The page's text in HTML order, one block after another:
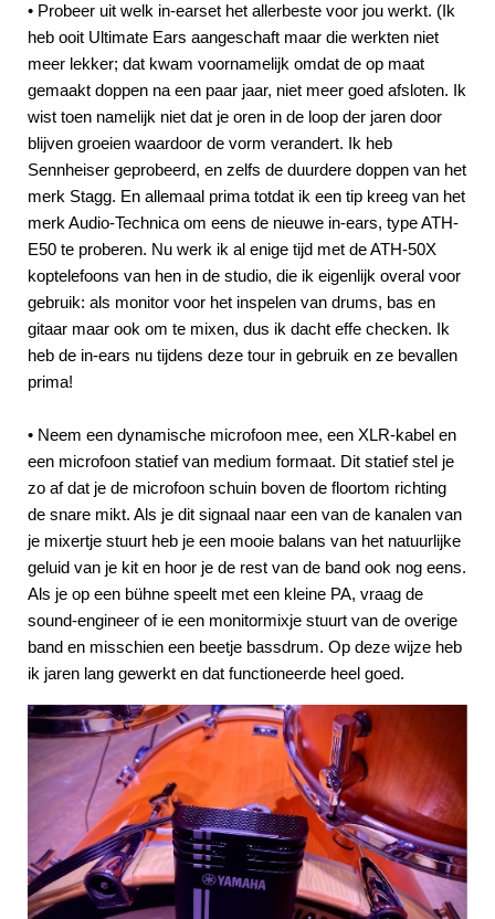
• Probeer uit welk in-earset het allerbeste voor jou werkt. (Ik
heb ooit Ultimate Ears aangeschaft maar die werkten niet
meer lekker; dat kwam voornamelijk omdat de op maat
gemaakt doppen na een paar jaar, niet meer goed afsloten. Ik
wist toen namelijk niet dat je oren in de loop der jaren door
blijven groeien waardoor de vorm verandert. Ik heb
Sennheiser geprobeerd, en zelfs de duurdere doppen van het
merk Stagg. En allemaal prima totdat ik een tip kreeg van het
merk Audio-Technica om eens de nieuwe in-ears, type ATH-
E50 te proberen. Nu werk ik al enige tijd met de ATH-50X
koptelefoons van hen in de studio, die ik eigenlijk overal voor
gebruik: als monitor voor het inspelen van drums, bas en
gitaar maar ook om te mixen, dus ik dacht effe checken. Ik
heb de in-ears nu tijdens deze tour in gebruik en ze bevallen
prima!
• Neem een dynamische microfoon mee, een XLR-kabel en
een microfoon statief van medium formaat. Dit statief stel je
zo af dat je de microfoon schuin boven de floortom richting
de snare mikt. Als je dit signaal naar een van de kanalen van
je mixertje stuurt heb je een mooie balans van het natuurlijke
geluid van je kit en hoor je de rest van de band ook nog eens.
Als je op een bühne speelt met een kleine PA, vraag de
sound-engineer of ie een monitormixje stuurt van de overige
band en misschien een beetje bassdrum. Op deze wijze heb
ik jaren lang gewerkt en dat functioneerde heel goed.